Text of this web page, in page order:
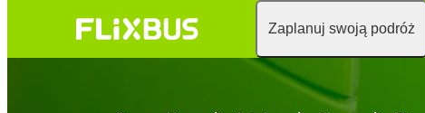
Zaplanuj swoją podróż